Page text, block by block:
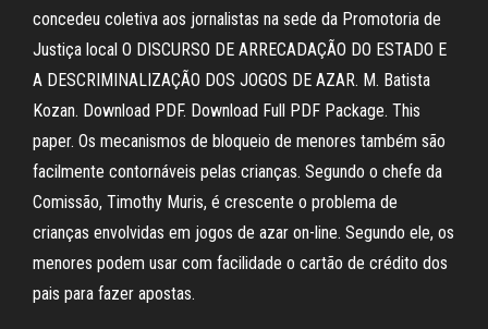
concedeu coletiva aos jornalistas na sede da Promotoria de
Justiça local O DISCURSO DE ARRECADAÇÃO DO ESTADO E
A DESCRIMINALIZAÇÃO DOS JOGOS DE AZAR. M. Batista
Kozan. Download PDF. Download Full PDF Package. This
paper. Os mecanismos de bloqueio de menores também são
facilmente contornáveis pelas crianças. Segundo o chefe da
Comissão, Timothy Muris, é crescente o problema de
crianças envolvidas em jogos de azar on-line. Segundo ele, os
menores podem usar com facilidade o cartão de crédito dos
pais para fazer apostas.